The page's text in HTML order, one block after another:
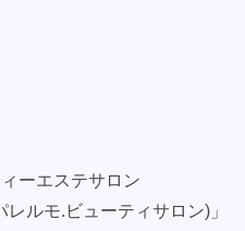
ーエステサロン
レルモ.ビューティサロン)」